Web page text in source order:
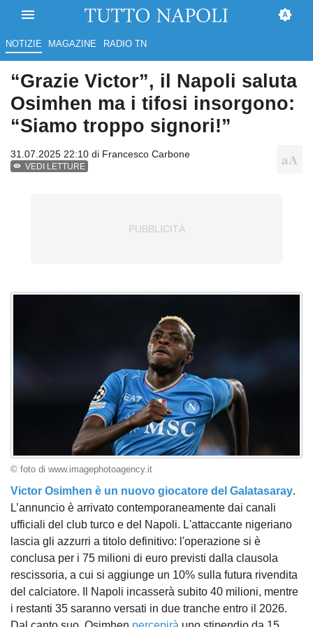
NOTIZIE MAGAZINE RADIO TN
“Grazie Victor”, il Napoli saluta
Osimhen ma i tifosi insorgono:
“Siamo troppo signori!”
31.07.2025 22:10 di Francesco Carbone
VEDI LETTURE
© foto di www.imagephotoagency.it
Victor Osimhen è un nuovo giocatore del Galatasaray.
L’annuncio è arrivato contemporaneamente dai canali
ufficiali del club turco e del Napoli. L'attaccante nigeriano
lascia gli azzurri a titolo definitivo: l'operazione si è
conclusa per i 75 milioni di euro previsti dalla clausola
rescissoria, a cui si aggiunge un 10% sulla futura rivendita
del calciatore. Il Napoli incasserà subito 40 milioni, mentre
i restanti 35 saranno versati in due tranche entro il 2026.